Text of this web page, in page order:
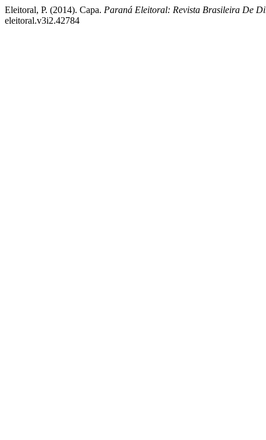
Eleitoral, P. (2014). Capa. Paraná Eleitoral: Revista Brasileira De
eleitoral.v3i2.42784